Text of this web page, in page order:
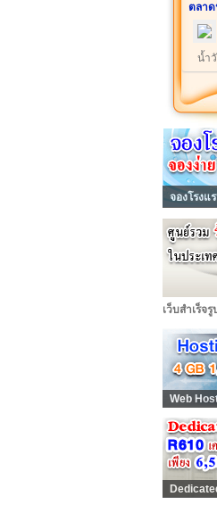
ตลา
น้ำ
จองโรงแ
เว็บสำเร็จรูป
Web